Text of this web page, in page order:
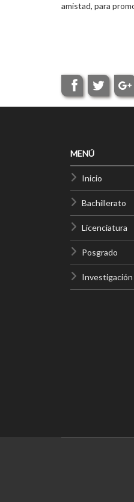
amistad, para
MENÚ
Inicio
Bachillerato
Licenciatura
Posgrado
Investigación